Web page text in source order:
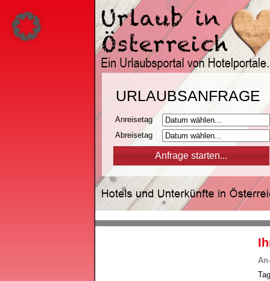
URLAUBSANFRAGE
Anreisetag
Abreisetag